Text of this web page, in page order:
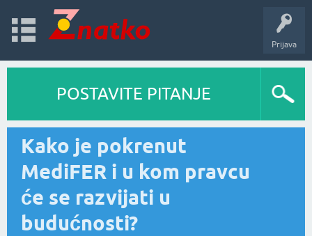
Prijava
POSTAVITE PITANJE
Kako je pokrenut
MediFER i u kom pravcu
će se razvijati u
budućnosti?